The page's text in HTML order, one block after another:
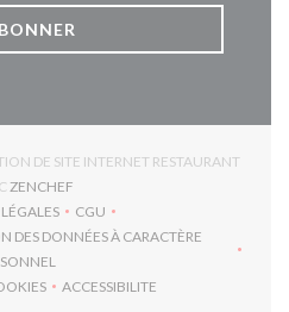
DE SITE INTERNET RESTAURANT
ZENCHEF
((OUVRE UNE NOUVELLE FENÊTRE))
CGU
((OUVRE UNE NOUVELLE
DES DONNÉES À CARACTÈRE
((OUVRE UNE NOUVELLE FENÊTRE))
UNE NOUVELLE FENÊTRE))
ACCESSIBILITE
((OUVRE UNE NOUVELLE